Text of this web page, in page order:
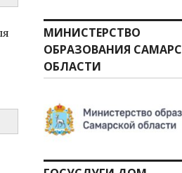
МИНИСТЕРСТВО
ОБРАЗОВАНИЯ
ОБЛАСТИ